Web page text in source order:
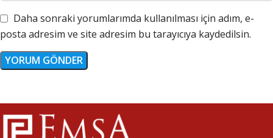
Daha sonraki yorumlarımda kullanılması için adım, e-
posta adresim ve site adresim bu tarayıcıya kaydedilsin.